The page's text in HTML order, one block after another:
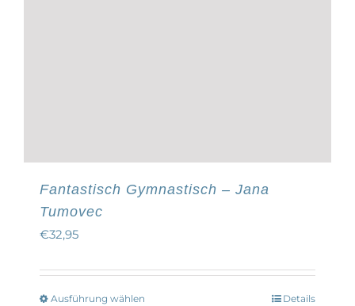
Fantastisch Gymnastisch – Jana
Tumovec
€32,95
Ausführung wählen Details